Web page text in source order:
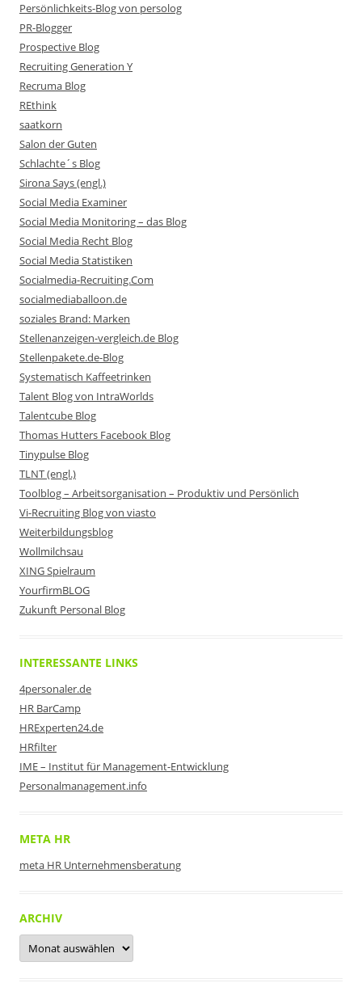
Persönlichkeits-Blog von persolog
PR-Blogger
Prospective Blog
Recruiting Generation Y
Recruma Blog
REthink
saatkorn
Salon der Guten
Schlachte´s Blog
Sirona Says (engl.)
Social Media Examiner
Social Media Monitoring – das Blog
Social Media Recht Blog
Social Media Statistiken
Socialmedia-Recruiting.Com
socialmediaballoon.de
soziales Brand: Marken
Stellenanzeigen-vergleich.de Blog
Stellenpakete.de-Blog
Systematisch Kaffeetrinken
Talent Blog von IntraWorlds
Talentcube Blog
Thomas Hutters Facebook Blog
Tinypulse Blog
TLNT (engl.)
Toolblog – Arbeitsorganisation – Produktiv und Persönlich
Vi-Recruiting Blog von viasto
Weiterbildungsblog
Wollmilchsau
XING Spielraum
YourfirmBLOG
Zukunft Personal Blog
INTERESSANTE LINKS
4personaler.de
HR BarCamp
HRExperten24.de
HRfilter
IME – Institut für Management-Entwicklung
Personalmanagement.info
META HR
meta HR Unternehmensberatung
ARCHIV
Archiv